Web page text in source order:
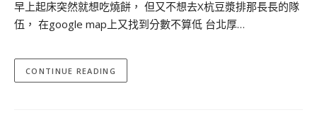
早上起床突然就想吃燒餅， 但又不想去X杭豆漿排那長長的隊
伍， 在google map上又找到分數不算低 台北厚…
CONTINUE READING